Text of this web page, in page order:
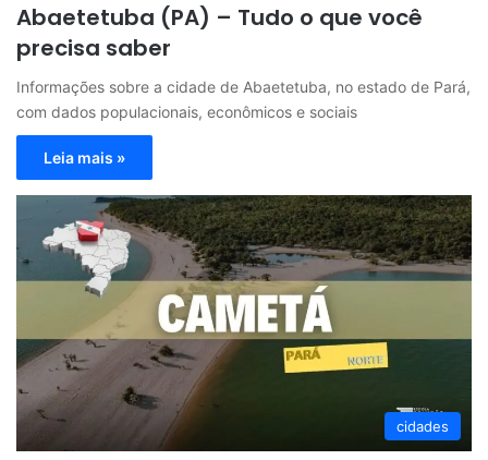
Abaetetuba (PA) – Tudo o que você
precisa saber
Informações sobre a cidade de Abaetetuba, no estado de Pará,
com dados populacionais, econômicos e sociais
Leia mais »
cidades